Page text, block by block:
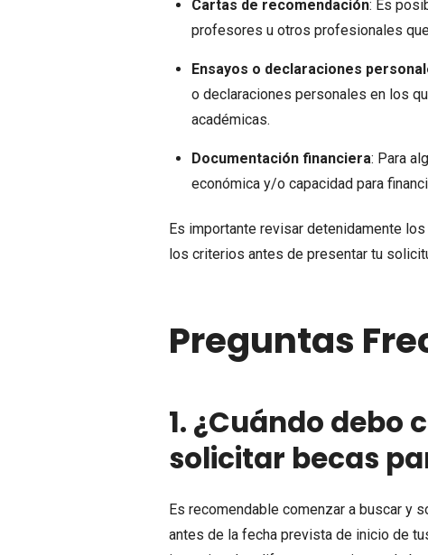
Cartas de recomendación: Es
profesores u otros profesionales
Ensayos o declaraciones
o declaraciones personales en los
académicas.
Documentación financiera: Para
económica y/o capacidad para
Es importante revisar detenidamente
los criterios antes de presentar tu
Preguntas
1. ¿Cuándo debo
solicitar becas
Es recomendable comenzar a buscar y
antes de la fecha prevista de inicio de